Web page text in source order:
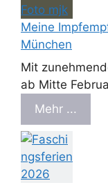
Meine
München
Mit
ab Mitte
Mehr ...